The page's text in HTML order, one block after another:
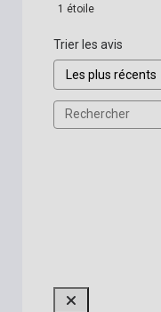
1 étoile
Trier les avis